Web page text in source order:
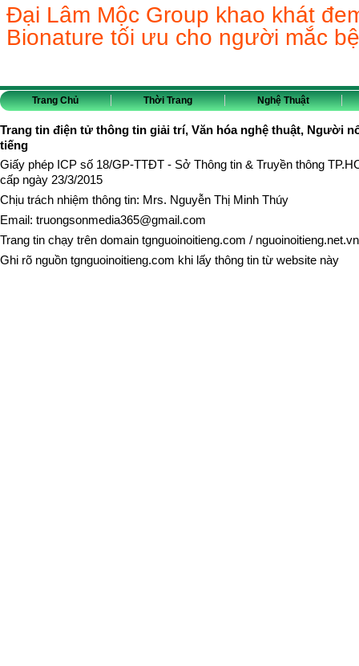
Đại Lâm Mộc Group khao khát
Bionature tối ưu cho người mắc
Trang Chủ Thời Trang Nghệ Thuật
Trang tin điện tử thông tin giải trí, Văn hóa nghệ thuật, Người
tiếng
Giấy phép ICP số 18/GP-TTĐT - Sở Thông tin & Truyền thông
cấp ngày 23/3/2015
Chịu trách nhiệm thông tin: Mrs. Nguyễn Thị Minh Thúy
Email: truongsonmedia365@gmail.com
Trang tin chạy trên domain tgnguoinoitieng.com / nguoinoitieng.net.vn
Ghi rõ nguồn tgnguoinoitieng.com khi lấy thông tin từ website này